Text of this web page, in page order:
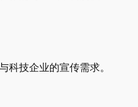
科技企业的宣传需求。